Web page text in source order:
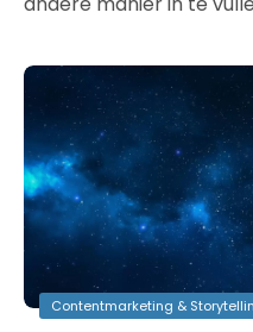
Contentmarketing &